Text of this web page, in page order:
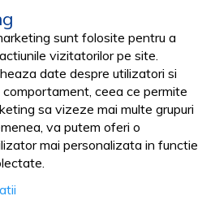
Slip -
-
calitate, la prețuri
sunt folosite pentru a
vizitatorilor pe site.
date despre utilizatori si
ceea ce permite
sa vizeze mai multe grupuri
va putem oferi o
mai personalizata in functie